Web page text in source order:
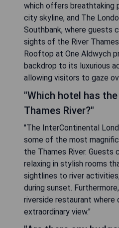
which offers breathtaking
city skyline, and The
Southbank, where guests
sights of the River
Rooftop at One Aldwych
backdrop to its luxurious
allowing visitors to gaze
"Which hotel has
Thames River?"
"The InterContinental
some of the most
the Thames River. Guests
relaxing in stylish rooms
sightlines to river
during sunset.
riverside restaurant where
extraordinary view."